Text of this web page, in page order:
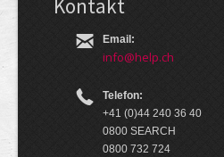
Kontakt
Email:
info@help.ch
Telefon:
+41 (0)44 240 36 40
0800 SEARCH
0800 732 724